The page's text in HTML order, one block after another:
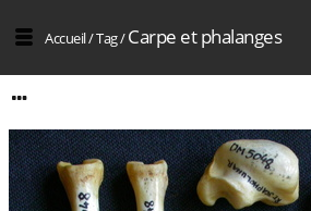
Accueil/Tag/Carpe et phalanges